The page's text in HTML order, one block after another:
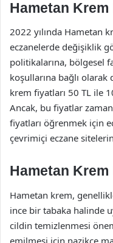
Hametan Krem
2022 yılında Hametan
eczanelerde değişiklik
politikalarına, bölgesel
koşullarına bağlı
krem fiyatları 50 TL ile
Ancak, bu fiyatlar
fiyatları öğrenmek için
çevrimiçi eczane
Hametan Krem
Hametan krem,
ince bir tabaka halinde
cildin temizlenmesi
emilmesi için nazikçe